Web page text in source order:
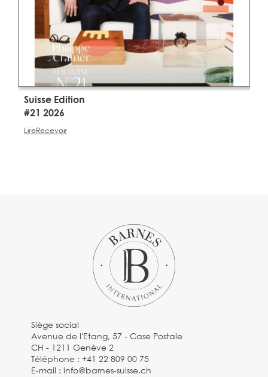
Suisse Edition
#21 2026
LireRecevoir
Siège social
Avenue de l'Etang, 57 - Case Postale
CH - 1211 Genève 2
Téléphone :+41 22 809 00 75
E-mail :info@barnes-suisse.ch